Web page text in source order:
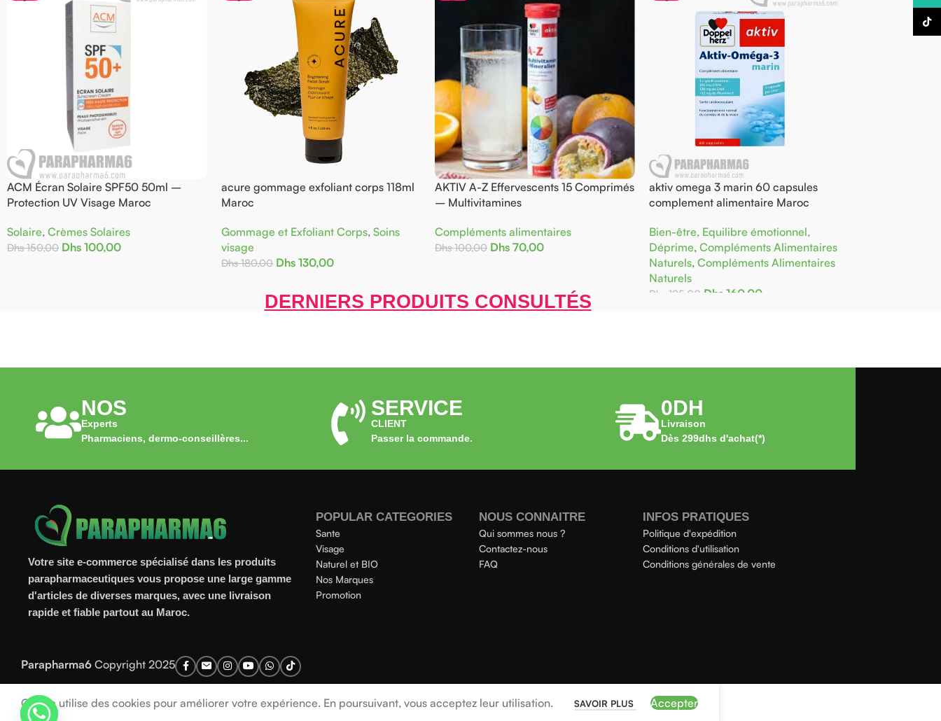
Écran Solaire SPF50 50ml –
UV Visage Maroc
,Crèmes Solaires
150,00 Dhs100,00
acure gommage exfoliant corps 118ml
Maroc
Gommage et Exfoliant Corps,Soins
visage
180,00 Dhs130,00
AKTIV A-Z Effervescents 15 Comprimés
– Multivitamines
Compléments alimentaires
100,00 Dhs70,00
aktiv omega 3 marin 60 capsules
complement alimentaire Maroc
Bien-être, Equilibre émotionnel,
Déprime,Compléments Alimentaires
Naturels,Compléments Alimentaires
Naturels
195,00 Dhs160,00
DERNIERS PRODUITS CONSULTÉS
NOS
Experts
Pharmaciens, dermo-conseillères...
SERVICE
CLIENT
Passer la commande.
0DH
Livraison
Dès 299dhs d'achat(*)
Votre site e-commerce spécialisé dans les produits
parapharmaceutiques vous propose une large gamme
d'articles de diverses marques, avec une livraison
rapide et fiable partout au Maroc.
POPULAR CATEGORIES
Sante
Visage
Naturel et BIO
Nos Marques
Promotion
NOUS CONNAITRE
Qui sommes nous ?
Contactez-nous
FAQ
INFOS PRATIQUES
Politique d'expédition
Conditions d'utilisation
Conditions générales de vente
Parapharma6 Copyright 2025
Ce site utilise des cookies pour améliorer votre expérience. En poursuivant, vous acceptez leur utilisation. SAVOIR PLUS Accepter